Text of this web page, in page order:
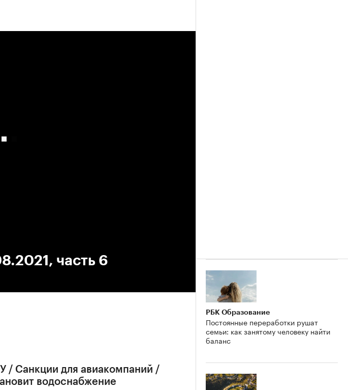
часть 6
/ Санкции для авиакомпаний /
водоснабжение
РБК Образование
Постоянные переработки рушат
семьи: как занятому человеку найти
баланс